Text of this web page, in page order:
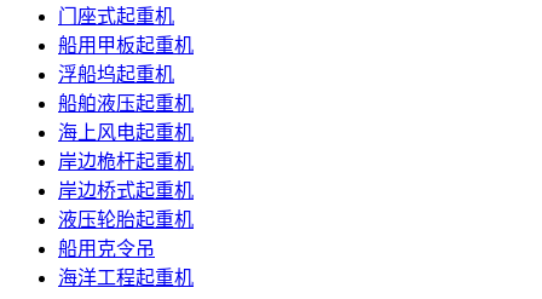
门座式起重机
船用甲板起重机
浮船坞起重机
船舶液压起重机
海上风电起重机
岸边桅杆起重机
岸边桥式起重机
液压轮胎起重机
船用克令吊
海洋工程起重机